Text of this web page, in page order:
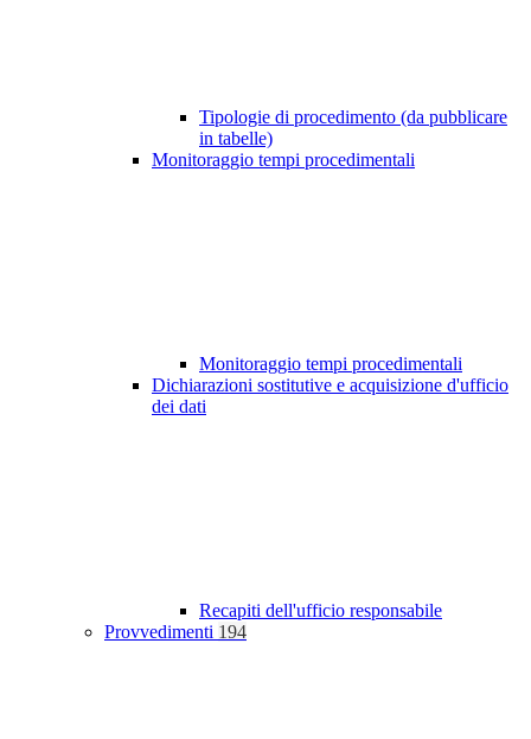
Tipologie di procedimento (da pubblicare
in tabelle)
Monitoraggio tempi procedimentali
Monitoraggio tempi procedimentali
Dichiarazioni sostitutive e acquisizione d'ufficio
dei dati
Recapiti dell'ufficio responsabile
Provvedimenti 194